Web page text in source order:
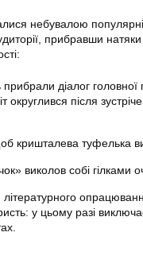
небувалою
прибравши
діалог головної
округлився після
туфелька
виколов собі гілками
у цьому разі